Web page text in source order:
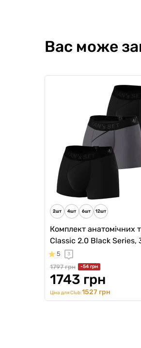
Комплект спортивної
анатомічної білизни з
1886 грн
Ціна для Club:
Вас може
Комплект анатомічних
Classic 2.0 Black Series,
5 3
1797 грн -54 грн
1743 грн
Ціна для Club:1527 грн